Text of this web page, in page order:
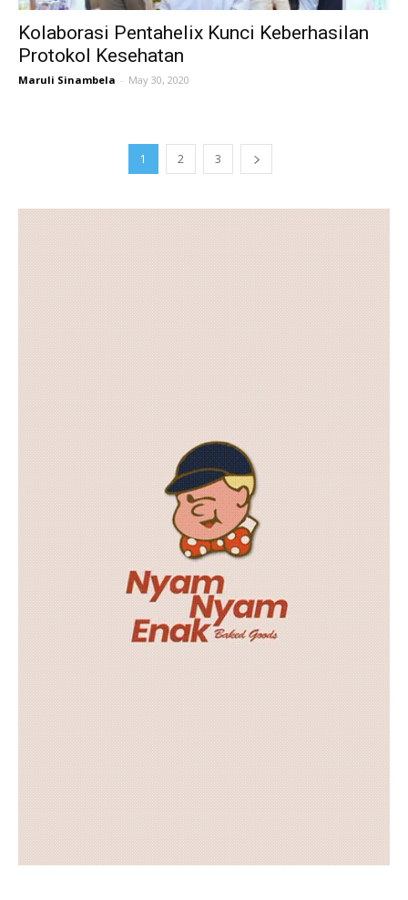
Kolaborasi Pentahelix Kunci Keberhasilan
Protokol Kesehatan
Maruli Sinambela - May 30, 2020
1 2 3